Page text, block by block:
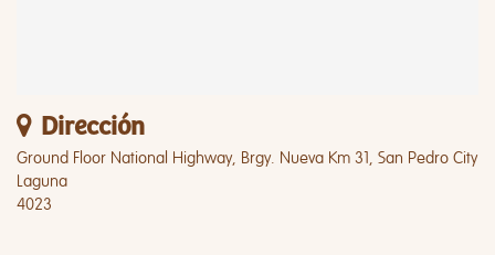
Dirección
Ground Floor National Highway, Brgy. Nueva Km 31, San Pedro City
Laguna
4023